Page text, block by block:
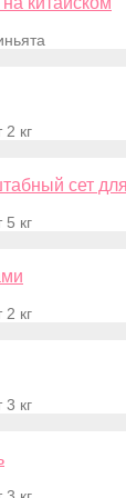
2 кг
сет
5 кг
2 кг
3 кг